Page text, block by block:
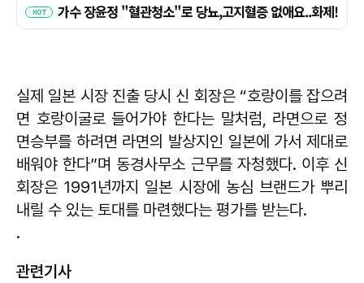
실제 일본 시장 진출 당시 신 회장은 “호랑이를 잡으려
면 호랑이굴로 들어가야 한다는 말처럼, 라면으로 정
면승부를 하려면 라면의 발상지인 일본에 가서 제대로
배워야 한다”며 동경사무소 근무를 자청했다. 이후 신
회장은 1991년까지 일본 시장에 농심 브랜드가 뿌리
내릴 수 있는 토대를 마련했다는 평가를 받는다.
.
관련기사